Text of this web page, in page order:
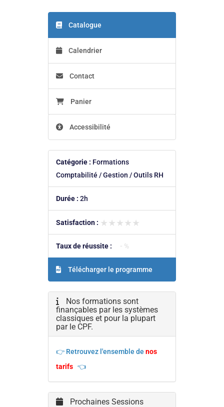
Catalogue
Calendrier
Contact
Panier
Accessibilité
Catégorie : Formations
Comptabilité / Gestion / Outils RH
Durée : 2h
Satisfaction : ★★★★★
★★★★★
Taux de réussite : - %
Télécharger le programme
Nos formations sont
finançables par les systèmes
classiques et pour la plupart
par le CPF.
👉 Retrouvez l'ensemble de nos
tarifs 👈
Prochaines Sessions